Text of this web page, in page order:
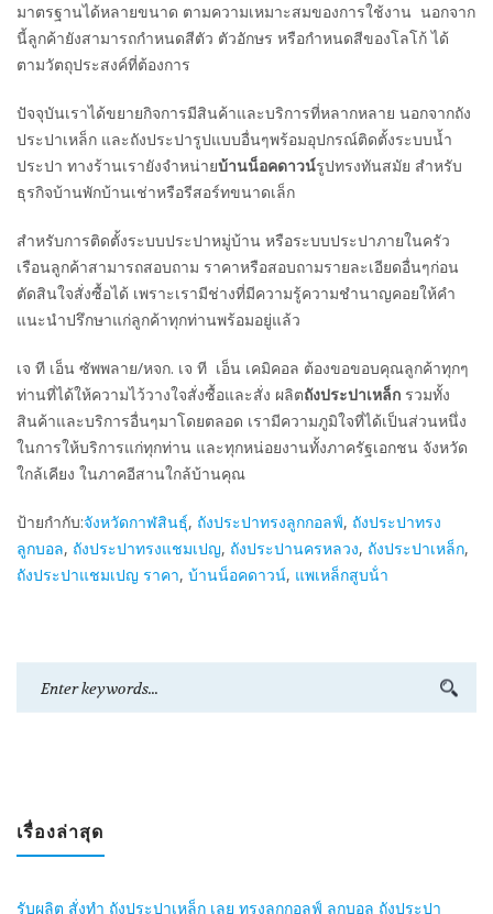
มาตรฐานได้หลายขนาด ตามความเหมาะสมของการใช้งาน นอกจาก
นี้ลูกค้ายังสามารถกำหนดสีตัว ตัวอักษร หรือกำหนดสีของโลโก้ ได้
ตามวัตถุประสงค์ที่ต้องการ
ปัจจุบันเราได้ขยายกิจการมีสินค้าและบริการที่หลากหลาย นอกจากถัง
ประปาเหล็ก และถังประปารูปแบบอื่นๆพร้อมอุปกรณ์ติดตั้งระบบน้ำ
ประปา ทางร้านเรายังจำหน่ายบ้านน็อคดาวน์รูปทรงทันสมัย สำหรับ
ธุรกิจบ้านพักบ้านเช่าหรือรีสอร์ทขนาดเล็ก
สำหรับการติดตั้งระบบประปาหมู่บ้าน หรือระบบประปาภายในครัว
เรือนลูกค้าสามารถสอบถาม ราคาหรือสอบถามรายละเอียดอื่นๆก่อน
ตัดสินใจสั่งซื้อได้ เพราะเรามีช่างที่มีความรู้ความชำนาญคอยให้คำ
แนะนำปรึกษาแก่ลูกค้าทุกท่านพร้อมอยู่แล้ว
เจ ที เอ็น ซัพพลาย/หจก. เจ ที เอ็น เคมิคอล ต้องขอขอบคุณลูกค้าทุกๆ
ท่านที่ได้ให้ความไว้วางใจสั่งซื้อและสั่ง ผลิตถังประปาเหล็ก รวมทั้ง
สินค้าและบริการอื่นๆมาโดยตลอด เรามีความภูมิใจที่ได้เป็นส่วนหนึ่ง
ในการให้บริการแก่ทุกท่าน และทุกหน่อยงานทั้งภาครัฐเอกชน จังหวัด
ใกล้เคียง ในภาคอีสานใกล้บ้านคุณ
ป้ายกำกับ:จังหวัดกาฬสินธุ์, ถังประปาทรงลูกกอลฟ์, ถังประปาทรง
ลูกบอล, ถังประปาทรงแชมเปญ, ถังประปานครหลวง, ถังประปาเหล็ก,
ถังประปาแชมเปญ ราคา, บ้านน็อคดาวน์, แพเหล็กสูบน้ํา
เรื่องล่าสุด
รับผลิต สั่งทำ ถังประปาเหล็ก เลย ทรงลูกกอลฟ์ ลูกบอล ถังประปา